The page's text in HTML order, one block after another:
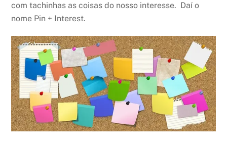
com tachinhas as coisas do nosso interesse. Daí o
nome Pin + Interest.